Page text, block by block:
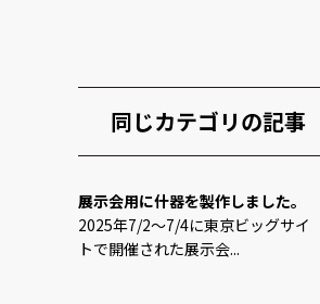
同じカテゴリの記事
展示会用に什器を製作しました。
2025年7/2～7/4に東京ビッグサイ
トで開催された展示会...